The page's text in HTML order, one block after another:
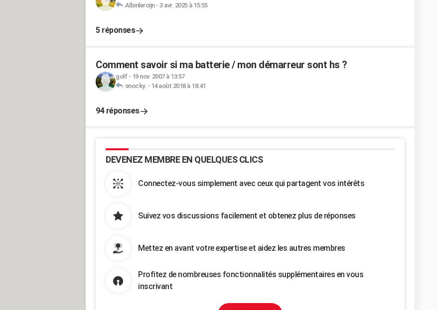
Albinleroijn- 3 avr. 2025 à 15:55
5 réponses
Comment savoir si ma batterie / mon démarreur sont hs ?
golf- 19 nov. 2007 à 13:57
snocky. - 14 août 2018 à 18:41
94 réponses
DEVENEZ MEMBRE EN QUELQUES CLICS
Connectez-vous simplement avec ceux qui partagent vos intérêts
Suivez vos discussions facilement et obtenez plus de réponses
Mettez en avant votre expertise et aidez les autres membres
Profitez de nombreuses fonctionnalités supplémentaires en vous
inscrivant